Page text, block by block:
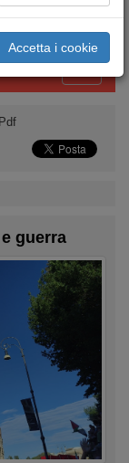
Pdf
guerra
Accetta i cookie